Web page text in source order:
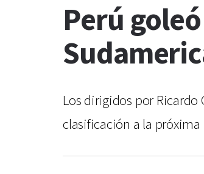
Perú
Los dirigidos por Ricardo
clasificación a la